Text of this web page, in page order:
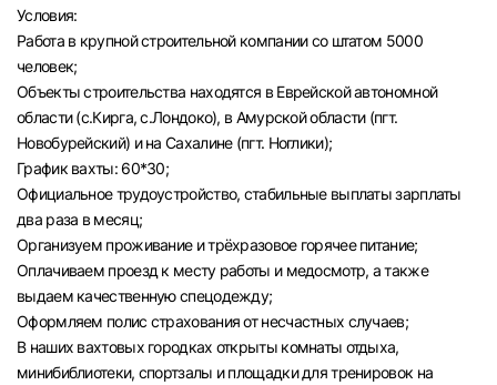
Курган
Уфа
Условия:
Работа в крупной строительной компании со штатом 5000
человек;
Объекты строительства находятся в Еврейской автономной
области (с.Кирга, с.Лондоко), в Амурской области (пгт.
Новобурейский) и на Сахалине (пгт. Ноглики);
График вахты: 60*30;
Официальное трудоустройство, стабильные выплаты зарплаты
два раза в месяц;
Организуем проживание и трёхразовое горячее питание;
Оплачиваем проезд к месту работы и медосмотр, а также
выдаем качественную спецодежду;
Оформляем полис страхования от несчастных случаев;
В наших вахтовых городках открыты комнаты отдыха,
минибиблиотеки, спортзалы и площадки для тренировок на